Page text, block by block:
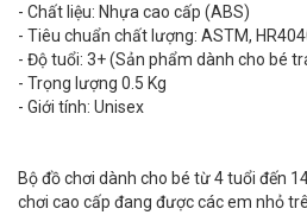
- Chất liệu: Nhựa cao cấp (ABS)
- Tiêu chuẩn chất lượng: ASTM,
- Độ tuổi: 3+ (Sản phẩm dành cho bé
- Trọng lượng 0.5 Kg
- Giới tính: Unisex
Bộ đồ chơi dành cho bé từ 4 tuổi đến
chơi cao cấp đang được các em nhỏ